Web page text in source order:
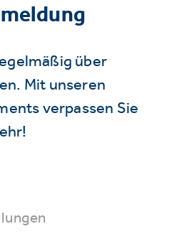
über
Mit unseren
verpassen Sie